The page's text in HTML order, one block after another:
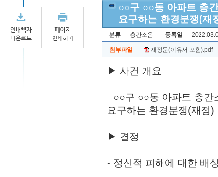
○○구 ○○동 아파트 층
요구하는 환경분쟁(재
분류 층간소음 등록일
첨부파일 재정문(이유서 포함).pdf
▶ 사건 개요
- ○○구 ○○동 아파트 층간
요구하는 환경분쟁(재정)
▶ 결정
- 정신적 피해에 대한 배